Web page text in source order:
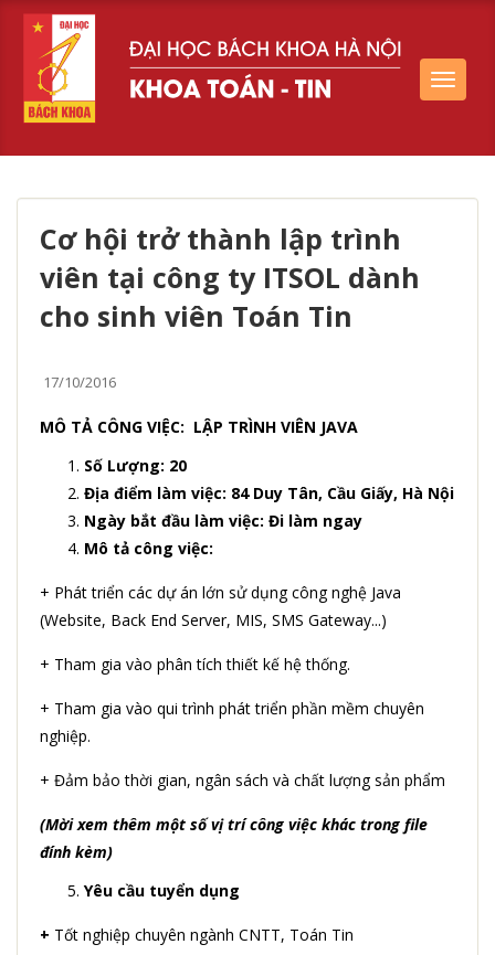
Toggle
Cơ hội trở thành lập trình
viên tại công ty ITSOL dành
cho sinh viên Toán Tin
17/10/2016
MÔ TẢ CÔNG VIỆC: LẬP TRÌNH VIÊN JAVA
Số Lượng: 20
Địa điểm làm việc: 84 Duy Tân, Cầu Giấy, Hà Nội
Ngày bắt đầu làm việc: Đi làm ngay
Mô tả công việc:
+ Phát triển các dự án lớn sử dụng công nghệ Java
(Website, Back End Server, MIS, SMS Gateway...)
+ Tham gia vào phân tích thiết kế hệ thống.
+ Tham gia vào qui trình phát triển phần mềm chuyên
nghiệp.
+ Đảm bảo thời gian, ngân sách và chất lượng sản phẩm
(Mời xem thêm một số vị trí công việc khác trong file
đính kèm)
Yêu cầu tuyển dụng
+ Tốt nghiệp chuyên ngành CNTT, Toán Tin